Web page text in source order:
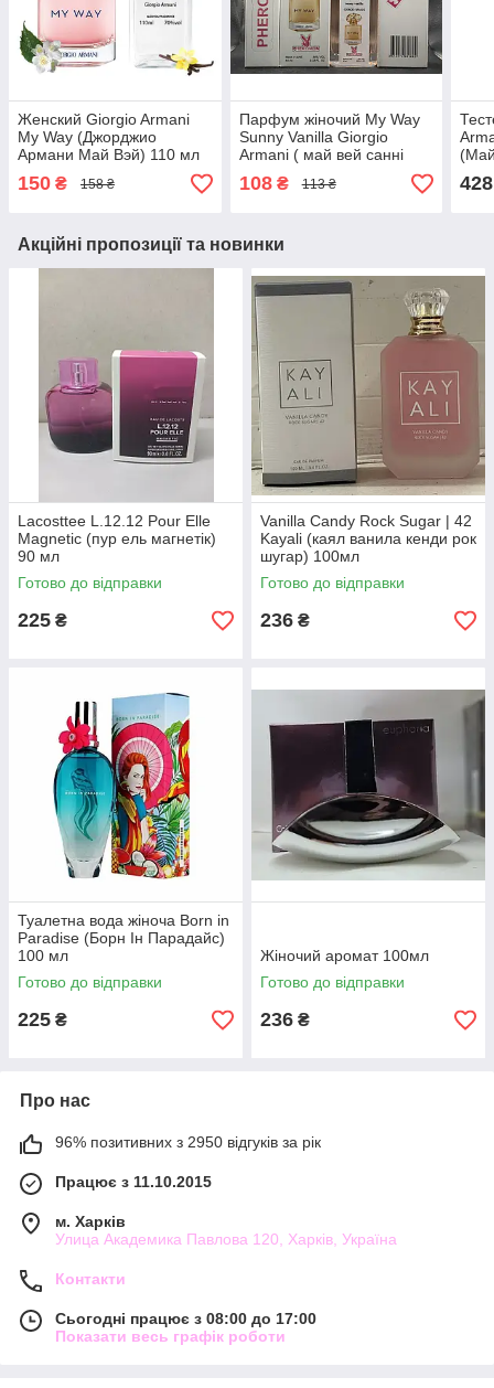
Женский Giorgio Armani
My Way (Джорджио
Армани Май Вэй) 110 мл
150 ₴ 158 ₴
Парфум жіночий My Way
Sunny Vanilla Giorgio
Armani ( май вей санні
ваніла) з феромоном 60
мл
108₴ 113 ₴ 428
Акційні пропозиції та новинки
Lacosttee L.12.12 Pour Elle
Magnetic (пур ель магнетік)
90 мл
Готово до відправки
225 ₴
Vanilla Candy Rock Sugar | 42
Kayali (каял ванила кенди рок
шугар) 100мл
Готово до відправки
236 ₴
Туалетна вода жіноча Born in
Paradise (Борн Ін Парадайс)
100 мл
Готово до відправки
225 ₴
Жіночий аромат 100мл
Готово до відправки
236 ₴
Про нас
96% позитивних з 2950 відгуків за рік
Працює з 11.10.2015
м. Харків
Улица Академика Павлова 120, Харків, Україна
Контакти
Сьогодні працює з 08:00 до 17:00
Показати весь графік роботи